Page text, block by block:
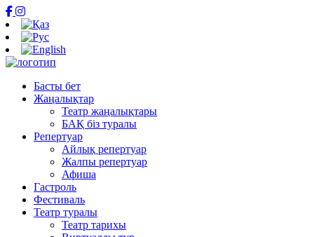
Басты бет
Жаңалықтар
Театр жаңалықтары
БАҚ біз туралы
Репертуар
Айлық репертуар
Жалпы репертуар
Афиша
Гастроль
Фестиваль
Театр туралы
Театр тарихы